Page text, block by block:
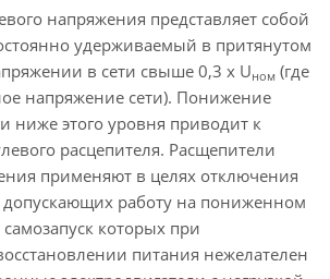
напряжения представляет собой
удерживаемый в притянутом
в сети свыше 0,3 х Uном (где
напряжение сети). Понижение
ниже этого уровня приводит к
расцепителя. Расщепители
применяют в целях отключения
допускающих работу на пониженном
которых при
питания нежелателен